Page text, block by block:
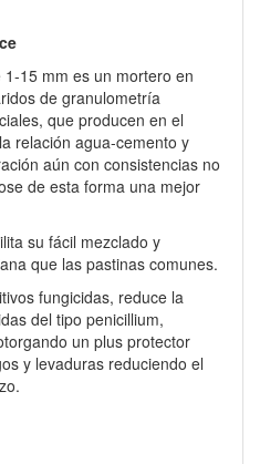
15 mm es un mortero en
de granulometría
que producen en el
relación agua-cemento y
aún con consistencias no
de esta forma una mejor
su fácil mezclado y
que las pastinas comunes.
fungicidas, reduce la
del tipo penicillium,
un plus protector
y levaduras reduciendo el